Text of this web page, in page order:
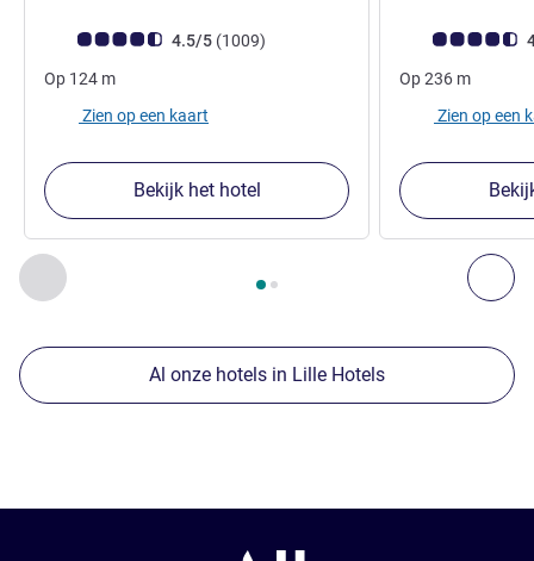
Vorige - Onze andere etablissementen in de buurt
Pagina , Onze andere etablissementen in de buurt 1
Avis-klantbeoordeling (ALL beoordeling)
4.5/5 (1009beoordelingen
)
Op 124 m
Zien op een kaart
Bekijk het hotel
Avis-
Op236 m
Zien op een
Al onze hotels in Lille Hotels